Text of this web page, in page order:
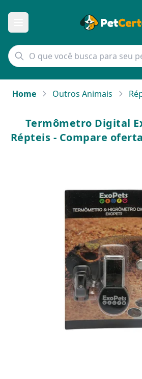
Home Outros Animais
Termômetro Digital
Répteis - Compare